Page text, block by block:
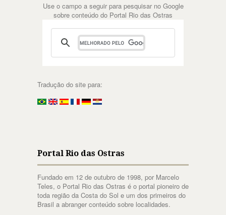
Use o campo a seguir para pesquisar no Google
sobre conteúdo do Portal Rio das Ostras
Tradução do site para:
Portal Rio das Ostras
Fundado em 12 de outubro de 1998, por Marcelo
Teles, o Portal Rio das Ostras é o portal pioneiro de
toda região da Costa do Sol e um dos primeiros do
Brasil a abranger conteúdo sobre localidades.